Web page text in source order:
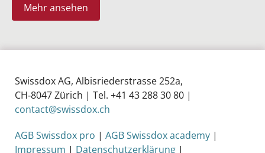
Mehr ansehen
Swissdox AG, Albisriederstrasse 252a,
CH‑8047 Zürich | Tel. +41 43 288 30 80 |
contact@swissdox.ch
AGB Swissdox pro | AGB Swissdox academy |
Impressum | Datenschutzerklärung |